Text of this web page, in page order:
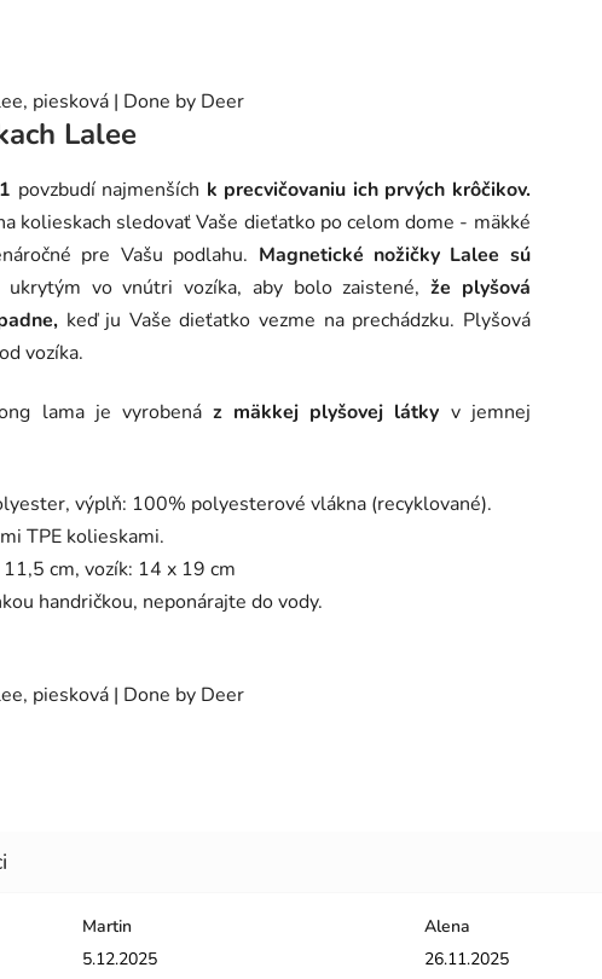
Lalee
povzbudí najmenších k precvičovaniu ich prvých krôčikov.
kolieskach sledovať Vaše dieťatko po celom dome - mäkké
pre Vašu podlahu. Magnetické nožičky Lalee sú
ukrytým vo vnútri vozíka, aby bolo zaistené, že plyšová
keď ju Vaše dieťatko vezme na prechádzku. Plyšová
vozíka.
lama je vyrobená z mäkkej plyšovej látky v jemnej
výplň: 100% polyesterové vlákna (recyklované).
TPE kolieskami.
cm, vozík: 14 x 19 cm
handričkou, neponárajte do vody.
Martin
Hodnotenie obchodu je 5 z 5 hviezdičiek.
5.12.2025
Alena
Hodnotenie obchodu je
26.11.2025